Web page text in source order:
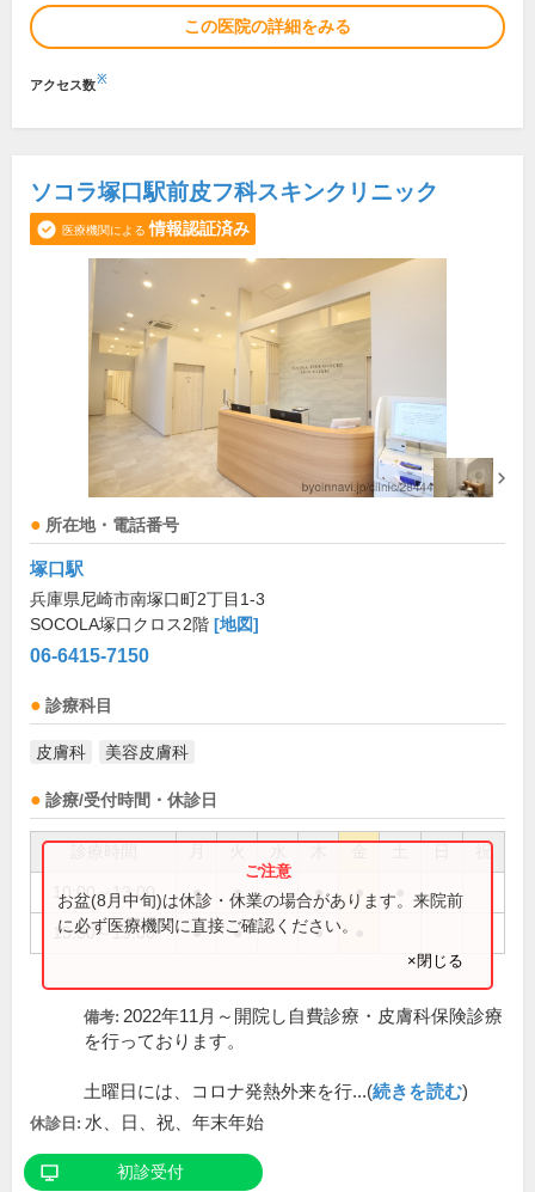
この医院の詳細をみる
アクセス数※
ソコラ塚口駅前皮フ科スキンクリニック
医療機関による 情報認証済み
所在地・電話番号
塚口駅
兵庫県尼崎市南塚口町2丁目1-3
SOCOLA塚口クロス2階 [地図]
06-6415-7150
診療科目
皮膚科 美容皮膚科
診療/受付時間・休診日
祝
10:00～13:00 ● ● ● ●
15:30～19:00 ● ● ●
お盆(8月中旬)は休診・休業の場合があります。来院前
に必ず医療機関に直接ご確認ください。
×閉じる
備考: 2022年11月～開院し自費診療・皮膚科保険診療
を行っております。
土曜日には、コロナ発熱外来を行...(続きを読む)
休診日: 水、日、祝、年末年始
初診受付